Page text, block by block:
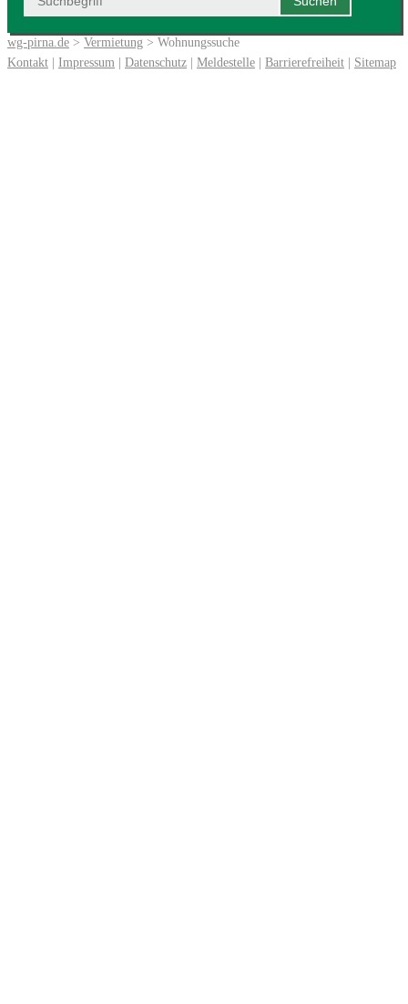
wg-pirna.de > Vermietung > Wohnungssuche
Kontakt | Impressum | Datenschutz | Meldestelle | Barrierefreiheit | Sitemap